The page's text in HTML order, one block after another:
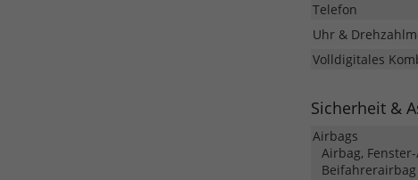
Telefon
Uhr &
Volldigitales
Sicherheit &
Airbags
Airbag,
Beifahrerairbag